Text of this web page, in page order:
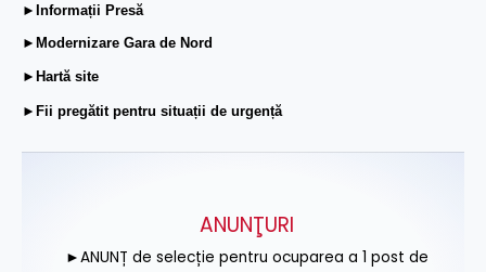
►Informații Presă
►Modernizare Gara de Nord
►Hartă site
►Fii pregătit pentru situații de urgență
ANUNŢURI
►ANUNȚ de selecție pentru ocuparea a 1 post de